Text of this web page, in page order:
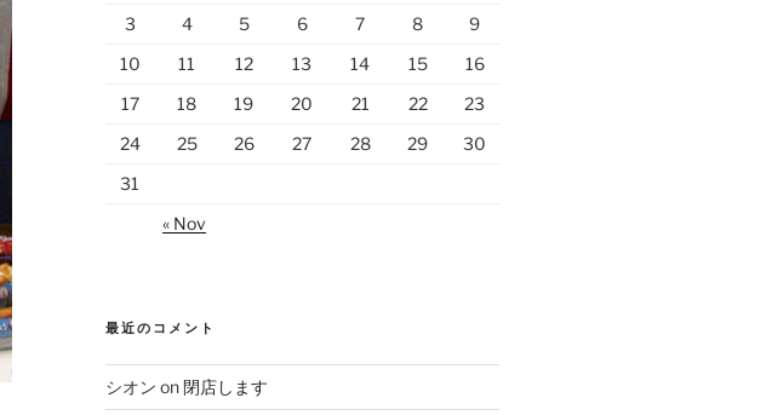
3
4 5 6 7 8
9
10
11 12 13 14 15
16
17
18 19 20 21 22
23
24
25 26 27 28 29
30
31
« Nov
最近のコメント
シオン on閉店します